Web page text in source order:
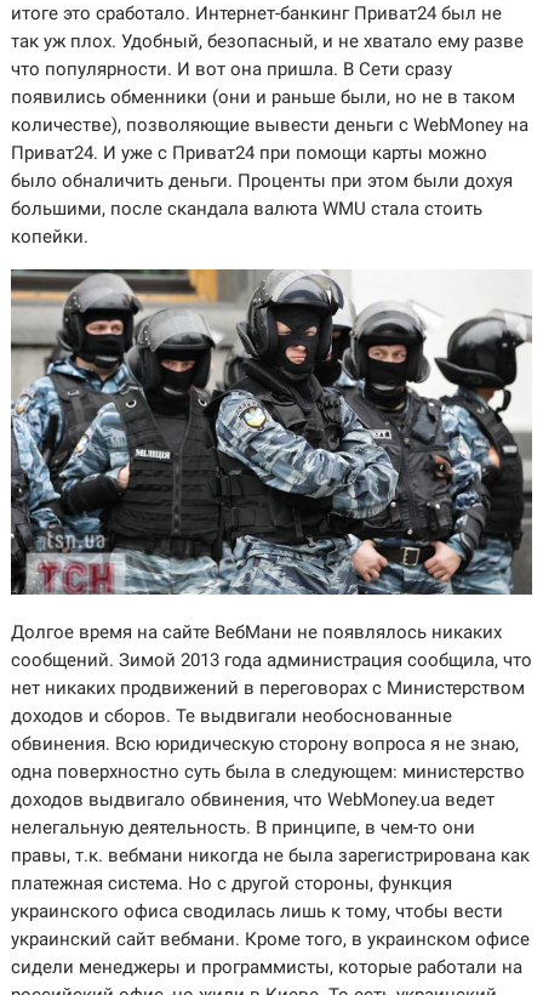
итоге это сработало. Интернет-банкинг Приват24 был не
так уж плох. Удобный, безопасный, и не хватало ему разве
что популярности. И вот она пришла. В Сети сразу
появились обменники (они и раньше были, но не в таком
количестве), позволяющие вывести деньги с WebMoney на
Приват24. И уже с Приват24 при помощи карты можно
было обналичить деньги. Проценты при этом были дохуя
большими, после скандала валюта WMU стала стоить
копейки.
Долгое время на сайте ВебМани не появлялось никаких
сообщений. Зимой 2013 года администрация сообщила, что
нет никаких продвижений в переговорах с Министерством
доходов и сборов. Те выдвигали необоснованные
обвинения. Всю юридическую сторону вопроса я не знаю,
одна поверхностно суть была в следующем: министерство
доходов выдвигало обвинения, что WebMoney.ua ведет
нелегальную деятельность. В принципе, в чем-то они
правы, т.к. вебмани никогда не была зарегистрирована как
платежная система. Но с другой стороны, функция
украинского офиса сводилась лишь к тому, чтобы вести
украинский сайт вебмани. Кроме того, в украинском офисе
сидели менеджеры и программисты, которые работали на